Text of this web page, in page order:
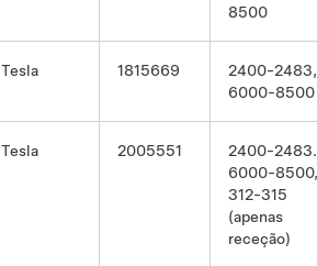
8500
Tesla 1815669
2400-
6000-8500
Tesla 2005551
2400-
6000-8500,
312-315
(apenas
receção)